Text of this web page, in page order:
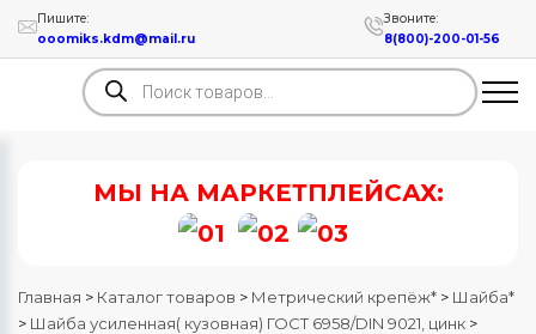
Пишите:
ooomiks.kdm@mail.ru
Звоните:
8(800)-200-01-56
Поиск
товаров
МЫ НА МАРКЕТПЛЕЙСАХ:
Главная > Каталог товаров > Метрический крепёж* > Шайба*
> Шайба усиленная( кузовная) ГОСТ 6958/DIN 9021, цинк >